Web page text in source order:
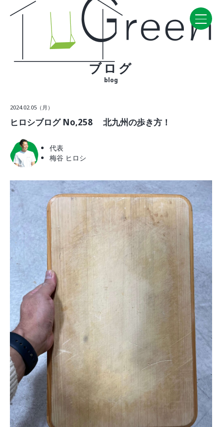
CONCEPT・BUILD
コンセプト
自然素材
家の性能
ラインナップ
VISIT
モデルルーム
イベント
ABOUT
会社概要
採用情報
スタッフ紹介
ブログ
お知らせ
お問い合わせ・資料請求
SNS
ブログ
ブログ
blog
2024.02.05（月）
ヒロシブログ No,258 北九州の歩き方！
代表
梅谷 ヒロシ